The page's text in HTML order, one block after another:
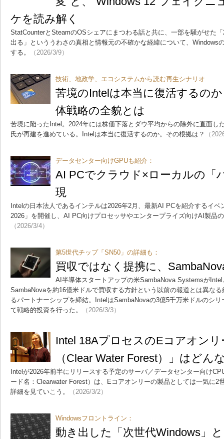
ケを読み解く
StatCounterとSteamのOSシェアにまつわる話と共に、一部を騒がせた
出る」といううわさの真相と情報元の不確かな経緯について、Windows
する。
（2026/3/9）
技術、地政学、エコシステムから読む再生シナリオ
苦境のIntelは本当に復活するの
体戦略の全貌とは
苦境に陥ったIntel。2024年には株価下落とダウ平均からの除外に直面し
氏が再建を進めている。Intelは本当に復活するのか。その根拠は？
（
データセンター向けGPUも紹介：
AI PCでクラウド×ローカルの「
現
Intelの日本法人であるインテルは2026年2月、最新AI PCを紹介するイ
2026」を開催し、AI PC向けプロセッサやエンタープライズ向けAI製品
（2026/3/4）
第5世代チップ「SN50」の詳細も：
買収ではなく提携に、
AI半導体スタートアップの米SambaNova Systemsが
SambaNovaを約16億米ドルで買収する方針という以前の報道とは異な
るパートナーシップを締結。IntelはSambaNovaの3億5千万米ドルのシ
て戦略的投資を行った。
（2026/3/3）
Intel 18AプロセスのEコアオンリ
（Clear Water Forest）」はど
Intelが2026年前半にリリースする予定のサーバ／データセンター向け
ード名：Clearwater Forest）は、Eコアオンリーの製品としては一気に2
詳細を見ていこう。
（2026/3/2）
Windowsフロントライン：
動き出した「次世代Windows」